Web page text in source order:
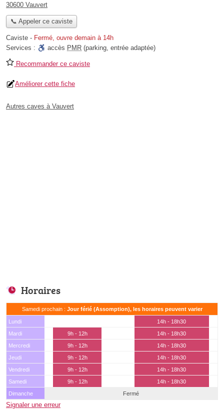
30600 Vauvert
📞 Appeler ce caviste
Caviste - Fermé, ouvre demain à 14h
Services :
accès PMR (parking, entrée adaptée)
Recommander ce caviste
Améliorer cette fiche
Autres caves à Vauvert
Horaires
Samedi prochain : Jour férié (Assomption), les horaires peuvent varier
Lundi
14h - 18h30
Mardi
9h - 12h
14h - 18h30
Mercredi
9h - 12h
14h - 18h30
Jeudi
9h - 12h
14h - 18h30
Vendredi
9h - 12h
14h - 18h30
Samedi
9h - 12h
14h - 18h30
Dimanche
Fermé
Signaler une erreur